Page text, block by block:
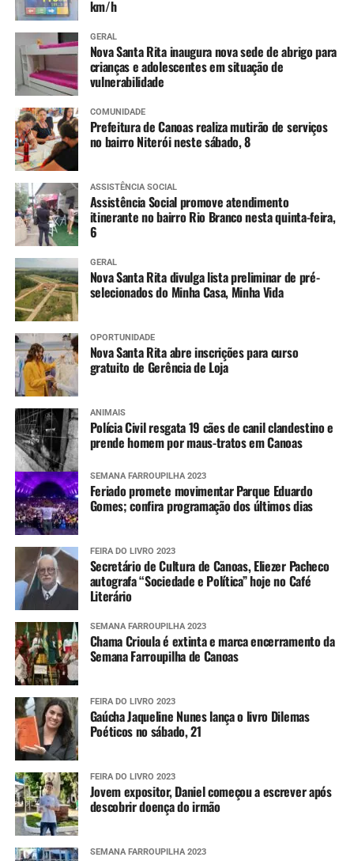
km/h
GERAL
Nova Santa Rita inaugura nova sede de abrigo para
crianças e adolescentes em situação de
vulnerabilidade
COMUNIDADE
Prefeitura de Canoas realiza mutirão de serviços
no bairro Niterói neste sábado, 8
ASSISTÊNCIA SOCIAL
Assistência Social promove atendimento
itinerante no bairro Rio Branco nesta quinta-feira,
6
GERAL
Nova Santa Rita divulga lista preliminar de pré-
selecionados do Minha Casa, Minha Vida
OPORTUNIDADE
Nova Santa Rita abre inscrições para curso
gratuito de Gerência de Loja
ANIMAIS
Polícia Civil resgata 19 cães de canil clandestino e
prende homem por maus-tratos em Canoas
SEMANA FARROUPILHA 2023
Feriado promete movimentar Parque Eduardo
Gomes; confira programação dos últimos dias
FEIRA DO LIVRO 2023
Secretário de Cultura de Canoas, Eliezer Pacheco
autografa “Sociedade e Política” hoje no Café
Literário
SEMANA FARROUPILHA 2023
Chama Crioula é extinta e marca encerramento da
Semana Farroupilha de Canoas
FEIRA DO LIVRO 2023
Gaúcha Jaqueline Nunes lança o livro Dilemas
Poéticos no sábado, 21
FEIRA DO LIVRO 2023
Jovem expositor, Daniel começou a escrever após
descobrir doença do irmão
SEMANA FARROUPILHA 2023